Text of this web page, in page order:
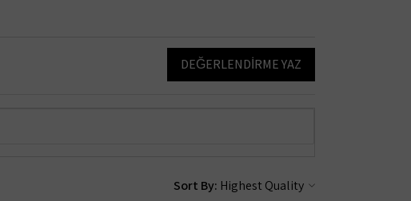
DEĞERLENDIRME YAZ
Sort By: